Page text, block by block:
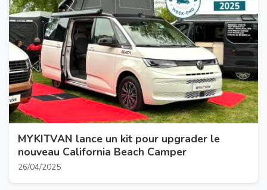
MYKITVAN lance un kit pour upgrader le
nouveau California Beach Camper
26/04/2025